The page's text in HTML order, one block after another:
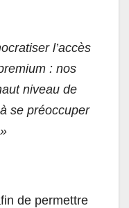
l’accès
: nos
niveau de
se préoccuper
de permettre